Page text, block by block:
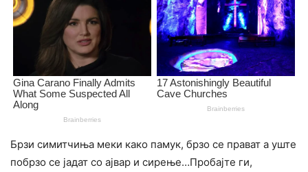
Брзи симитчиња меки како памук, брзо се прават а уште
побрзо се јадат со ајвар и сирење…Пробајте ги,